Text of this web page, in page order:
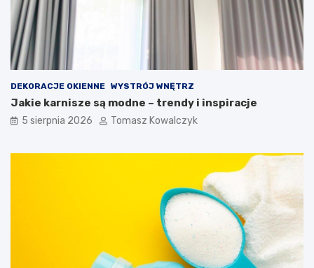
DEKORACJE OKIENNE WYSTRÓJ WNĘTRZ
Jakie karnisze są modne – trendy i inspiracje
5 sierpnia 2026 Tomasz Kowalczyk